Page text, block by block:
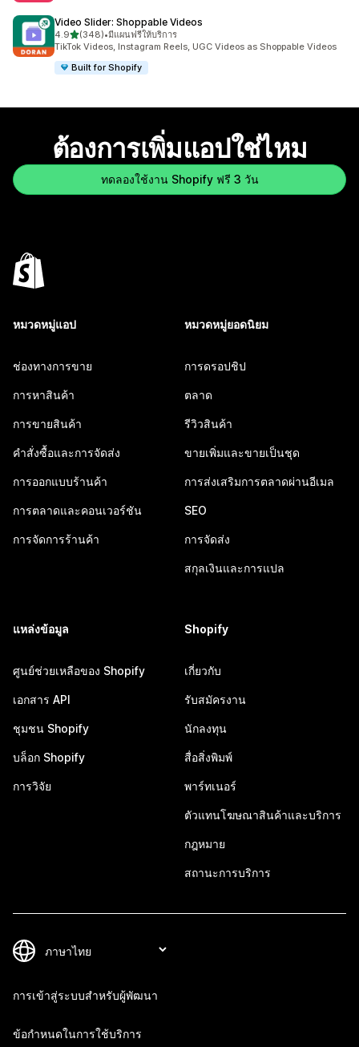
Video Slider: Shoppable Videos
4.9เต็ม 5 ดาว
(348)
ทั้งหมด 348 รีวิว
•มีแผนฟรีให้บริการ
TikTok Videos, Instagram Reels, UGC Videos as Shoppable Videos
Built for Shopify
ต้องการเพิ่มแอปใช่ไหม
ทดลองใช้งาน Shopify ฟรี 3 วัน
หมวดหมู่แอป
ช่องทางการขาย
การหาสินค้า
การขายสินค้า
คำสั่งซื้อและการจัดส่ง
การออกแบบร้านค้า
การตลาดและคอนเวอร์ชัน
การจัดการร้านค้า
หมวดหมู่ยอดนิยม
การดรอปชิป
ตลาด
รีวิวสินค้า
ขายเพิ่มและขายเป็นชุด
การส่งเสริมการตลาดผ่านอีเมล
SEO
การจัดส่ง
สกุลเงินและการแปล
แหล่งข้อมูล
ศูนย์ช่วยเหลือของ Shopify
เอกสาร API
ชุมชน Shopify
บล็อก Shopify
การวิจัย
Shopify
เกี่ยวกับ
รับสมัครงาน
นักลงทุน
สื่อสิ่งพิมพ์
พาร์ทเนอร์
ตัวแทนโฆษณาสินค้าและบริการ
กฎหมาย
สถานะการบริการ
การเข้าสู่ระบบสำหรับผู้พัฒนา
ข้อกำหนดในการใช้บริการ